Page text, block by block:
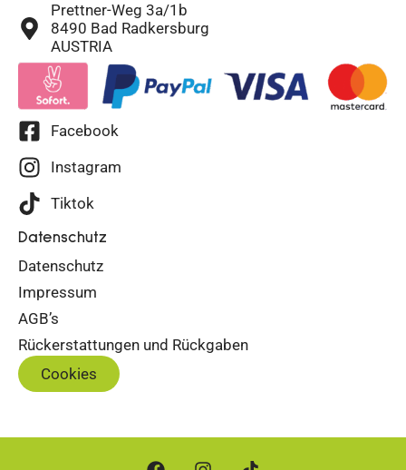
Prettner-Weg 3a/1b
8490 Bad Radkersburg
AUSTRIA
Facebook
Instagram
Tiktok
Datenschutz
Datenschutz
Impressum
AGB’s
Rückerstattungen und Rückgaben
Cookies